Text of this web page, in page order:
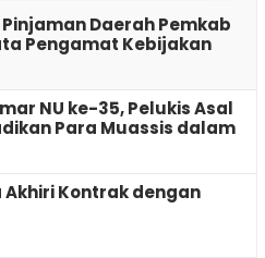
Daerah Pemkab
Pengamat Kebijakan
NU ke-35, Pelukis Asal
Para Muassis dalam
Kontrak dengan